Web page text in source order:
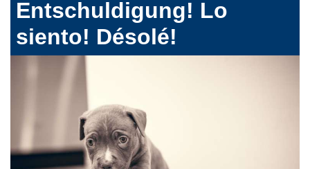
Entschuldigung! Lo
siento! Désolé!